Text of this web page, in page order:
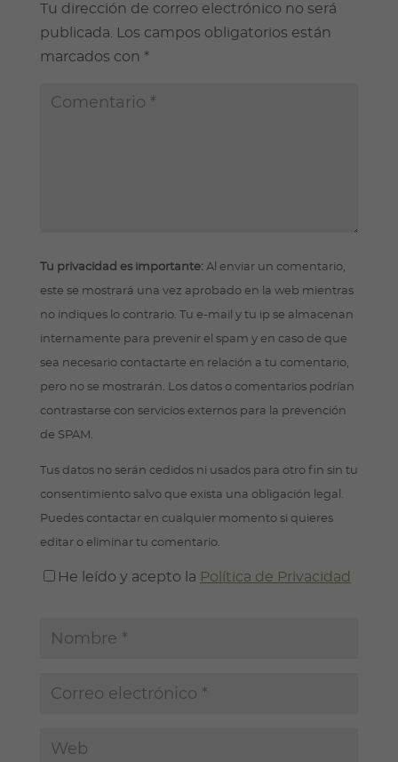
Tu dirección de correo electrónico no será
publicada.
Los campos obligatorios están
marcados con *
Tu privacidad es importante:Al enviar un comentario,
este se mostrará una vez aprobado en la web mientras
no indiques lo contrario. Tu e-mail y tu ip se almacenan
internamente para prevenir el spam y en caso de que
sea necesario contactarte en relación a tu comentario,
pero no se mostrarán. Los datos o comentarios podrían
contrastarse con servicios externos para la prevención
de SPAM.
Tus datos no serán cedidos ni usados para otro fin sin tu
consentimiento salvo que exista una obligación legal.
Puedes contactar en cualquier momento si quieres
editar o eliminar tu comentario.
He leído y acepto la Política de Privacidad